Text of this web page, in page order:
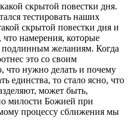
скрытой повестки дня.
тестировать наших
скрытой повестки дня и
что намерения, которые
подлинным желаниям. Когда
это со своим
что нужно делать и почему
единства, то стало ясно, что
может быть,
милости Божией при
процессу сближения мы